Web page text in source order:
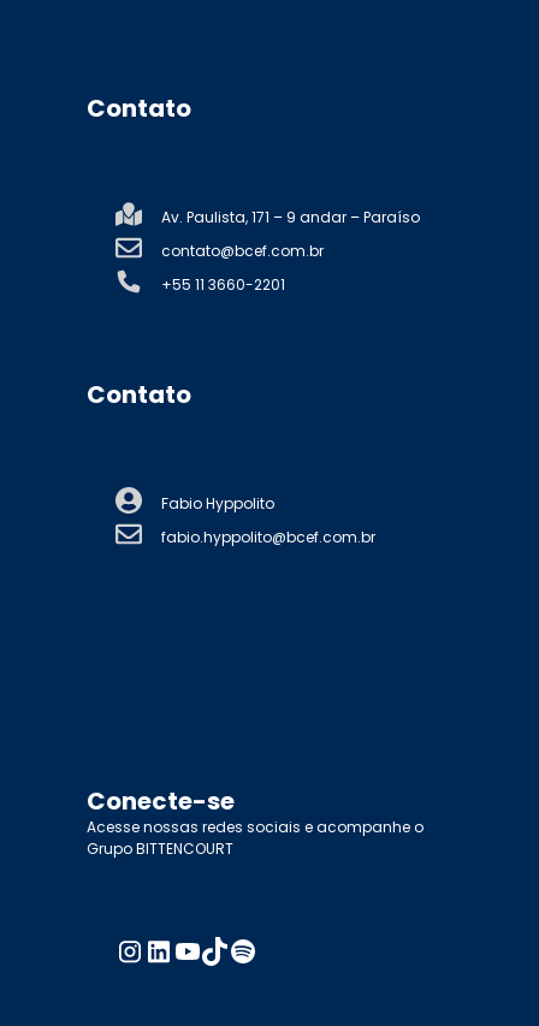
Contato
Av. Paulista, 171 – 9 andar – Paraíso
contato@bcef.com.br
+55 11 3660-2201
Contato
Fabio Hyppolito
fabio.hyppolito@bcef.com.br
Conecte-se
Acesse nossas redes sociais e acompanhe o
Grupo BITTENCOURT